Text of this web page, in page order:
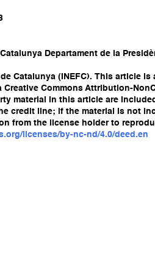
Departament de la
Catalunya (INEFC). This article is
Commons Attribution-
material in this article are
credit line; if the material is not
from the license holder to
licenses/by-nc-nd/4.0/deed.en